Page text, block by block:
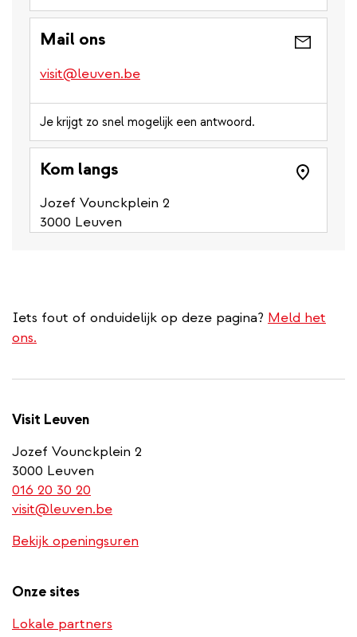
is
number)
Mail ons
visit@leuven.be
Je krijgt zo snel mogelijk een antwoord.
Kom langs
Jozef Vounckplein 2
3000 Leuven
Iets fout of onduidelijk op deze pagina? Meld het
ons.
Visit Leuven
Jozef Vounckplein 2
3000 Leuven
016 20 30 20
is
phone
visit@leuven.be
Bekijk openingsuren
Onze sites
Lokale partners